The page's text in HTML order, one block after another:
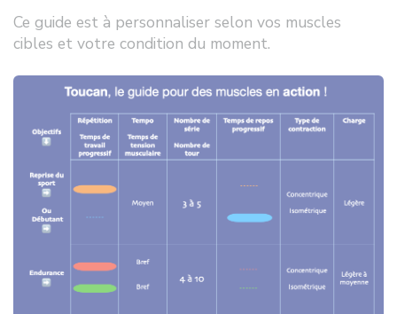
Ce guide est à personnaliser selon vos muscles
cibles et votre condition du moment.